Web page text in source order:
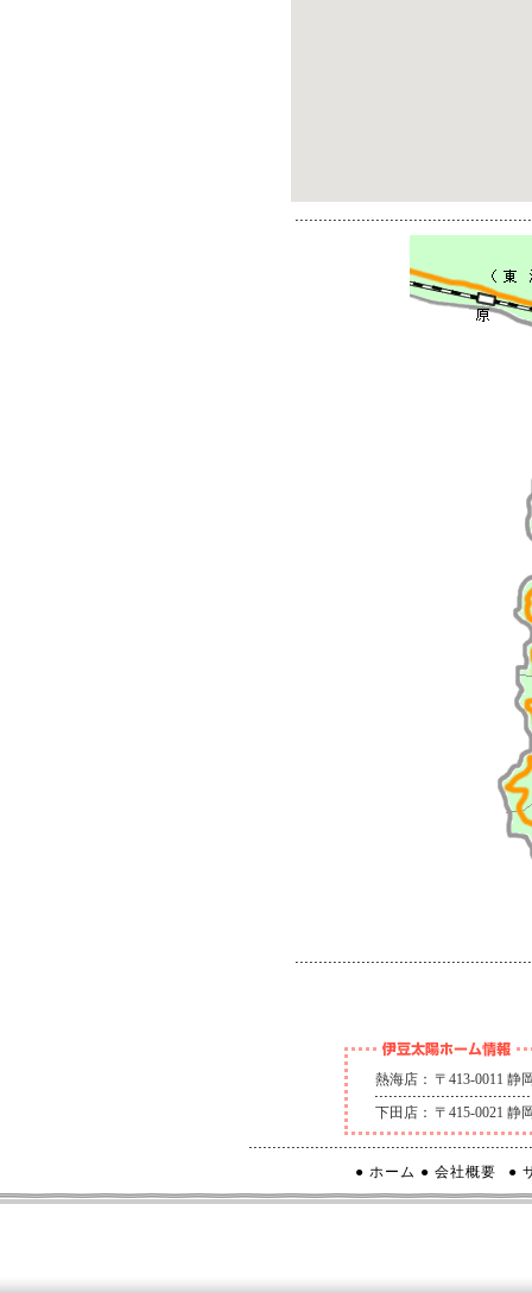
熱海店： 〒413-0011 静
下田店： 〒415-0021 静
● ホーム ● 会社概要 ●